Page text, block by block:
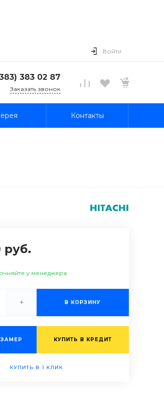
Войти
383 02 87
Заказать звонок
Контакты
руб.
у менеджера
+ В КОРЗИНУ
КУПИТЬ В КРЕДИТ
КУПИТЬ В 1 КЛИК